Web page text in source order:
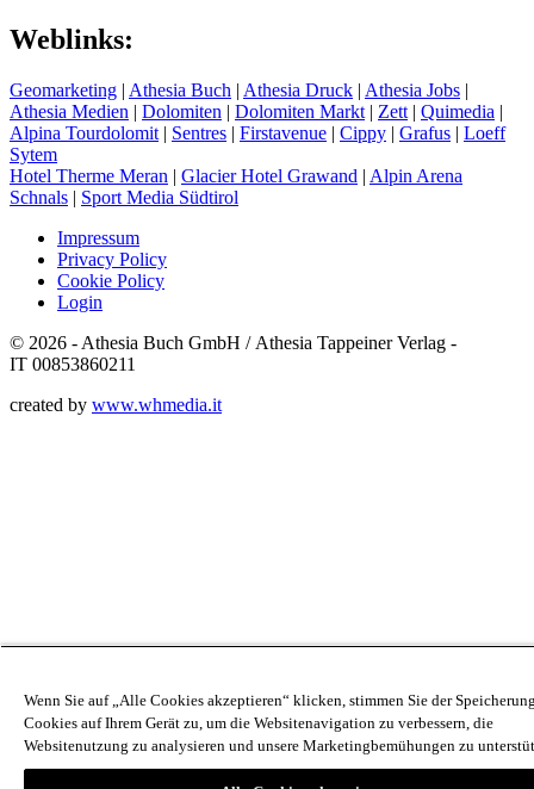
Weblinks:
Geomarketing | Athesia Buch | Athesia Druck | Athesia Jobs |
Athesia Medien | Dolomiten | Dolomiten Markt | Zett | Quimedia |
Alpina Tourdolomit | Sentres | Firstavenue | Cippy | Grafus | Loeff
Sytem
Hotel Therme Meran | Glacier Hotel Grawand | Alpin Arena
Schnals | Sport Media Südtirol
Impressum
Privacy Policy
Cookie Policy
Login
© 2026 - Athesia Buch GmbH / Athesia Tappeiner Verlag -
IT 00853860211
created by www.whmedia.it
Wenn Sie auf „Alle Cookies akzeptieren“ klicken, stimmen Sie der
Cookies auf Ihrem Gerät zu, um die Websitenavigation zu verbessern, die
Websitenutzung zu analysieren und unsere Marketingbemühungen zu